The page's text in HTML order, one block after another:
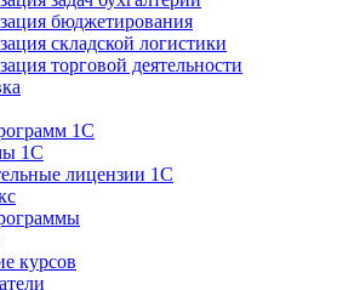
бюджетирования
складской логистики
торговой деятельности
1С
1С
лицензии 1С
курсов